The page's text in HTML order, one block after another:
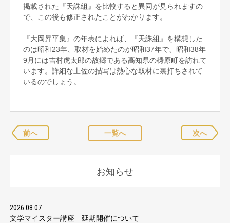
掲載された『天誅組』を比較すると異同が見られますの
で、この後も修正されたことがわかります。
『大岡昇平集』の年表によれば、『天誅組』を構想した
のは昭和23年、取材を始めたのが昭和37年で、昭和38年
9月には吉村虎太郎の故郷である高知県の梼原町を訪れて
います。詳細な土佐の描写は熱心な取材に裏打ちされて
いるのでしょう。
前へ 一覧へ 次へ
お知らせ
2026.08.07
文学マイスター講座 延期開催について